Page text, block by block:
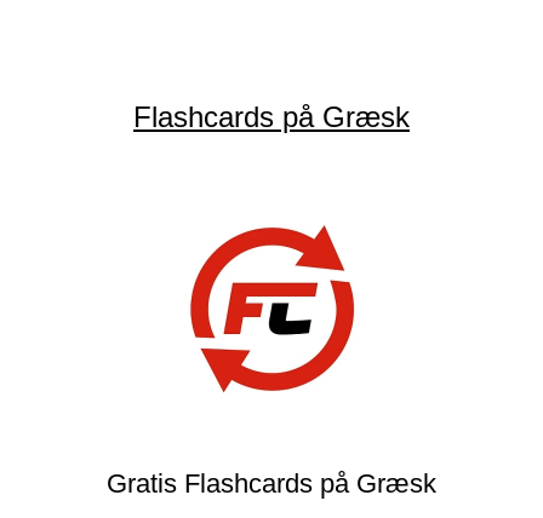
Flashcards på Græsk
Gratis Flashcards på Græsk